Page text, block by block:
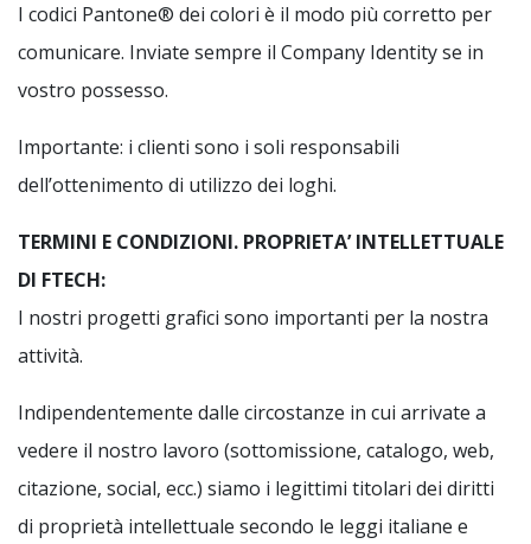
I codici Pantone® dei colori è il modo più corretto per
comunicare. Inviate sempre il Company Identity se in
vostro possesso.
Importante: i clienti sono i soli responsabili
dell’ottenimento di utilizzo dei loghi.
TERMINI E CONDIZIONI. PROPRIETA’ INTELLETTUALE
DI FTECH:
I nostri progetti grafici sono importanti per la nostra
attività.
Indipendentemente dalle circostanze in cui arrivate a
vedere il nostro lavoro (sottomissione, catalogo, web,
citazione, social, ecc.) siamo i legittimi titolari dei diritti
di proprietà intellettuale secondo le leggi italiane e